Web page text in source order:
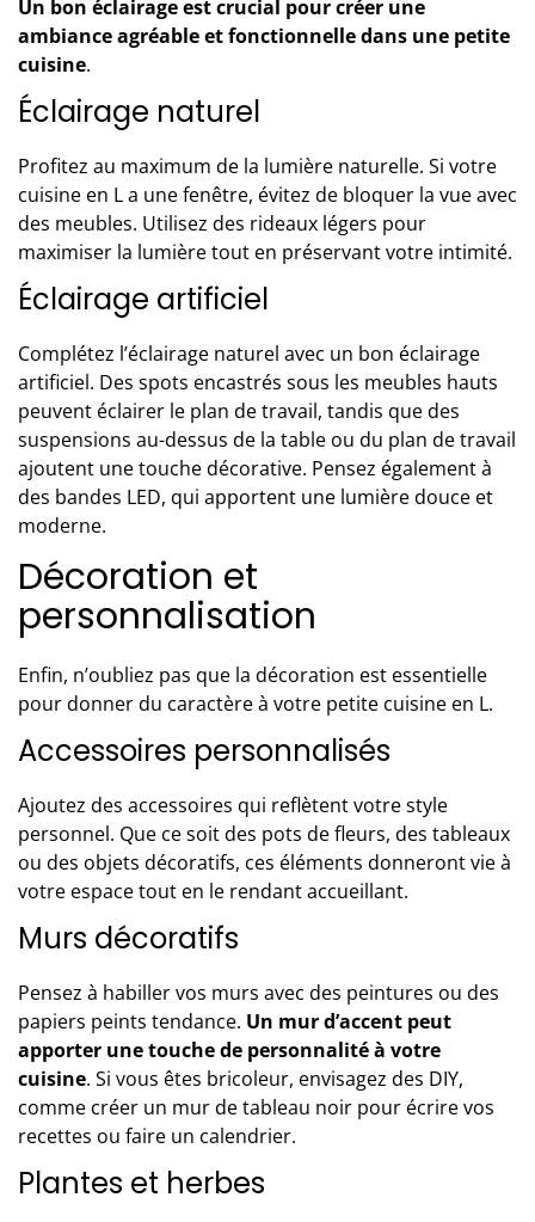
Un bon éclairage est crucial pour créer une
ambiance agréable et fonctionnelle dans une petite
cuisine.
Éclairage naturel
Profitez au maximum de la lumière naturelle. Si votre
cuisine en L a une fenêtre, évitez de bloquer la vue avec
des meubles. Utilisez des rideaux légers pour
maximiser la lumière tout en préservant votre intimité.
Éclairage artificiel
Complétez l’éclairage naturel avec un bon éclairage
artificiel. Des spots encastrés sous les meubles hauts
peuvent éclairer le plan de travail, tandis que des
suspensions au-dessus de la table ou du plan de travail
ajoutent une touche décorative. Pensez également à
des bandes LED, qui apportent une lumière douce et
moderne.
Décoration et
personnalisation
Enfin, n’oubliez pas que la décoration est essentielle
pour donner du caractère à votre petite cuisine en L.
Accessoires personnalisés
Ajoutez des accessoires qui reflètent votre style
personnel. Que ce soit des pots de fleurs, des tableaux
ou des objets décoratifs, ces éléments donneront vie à
votre espace tout en le rendant accueillant.
Murs décoratifs
Pensez à habiller vos murs avec des peintures ou des
papiers peints tendance. Un mur d’accent peut
apporter une touche de personnalité à votre
cuisine. Si vous êtes bricoleur, envisagez des DIY,
comme créer un mur de tableau noir pour écrire vos
recettes ou faire un calendrier.
Plantes et herbes